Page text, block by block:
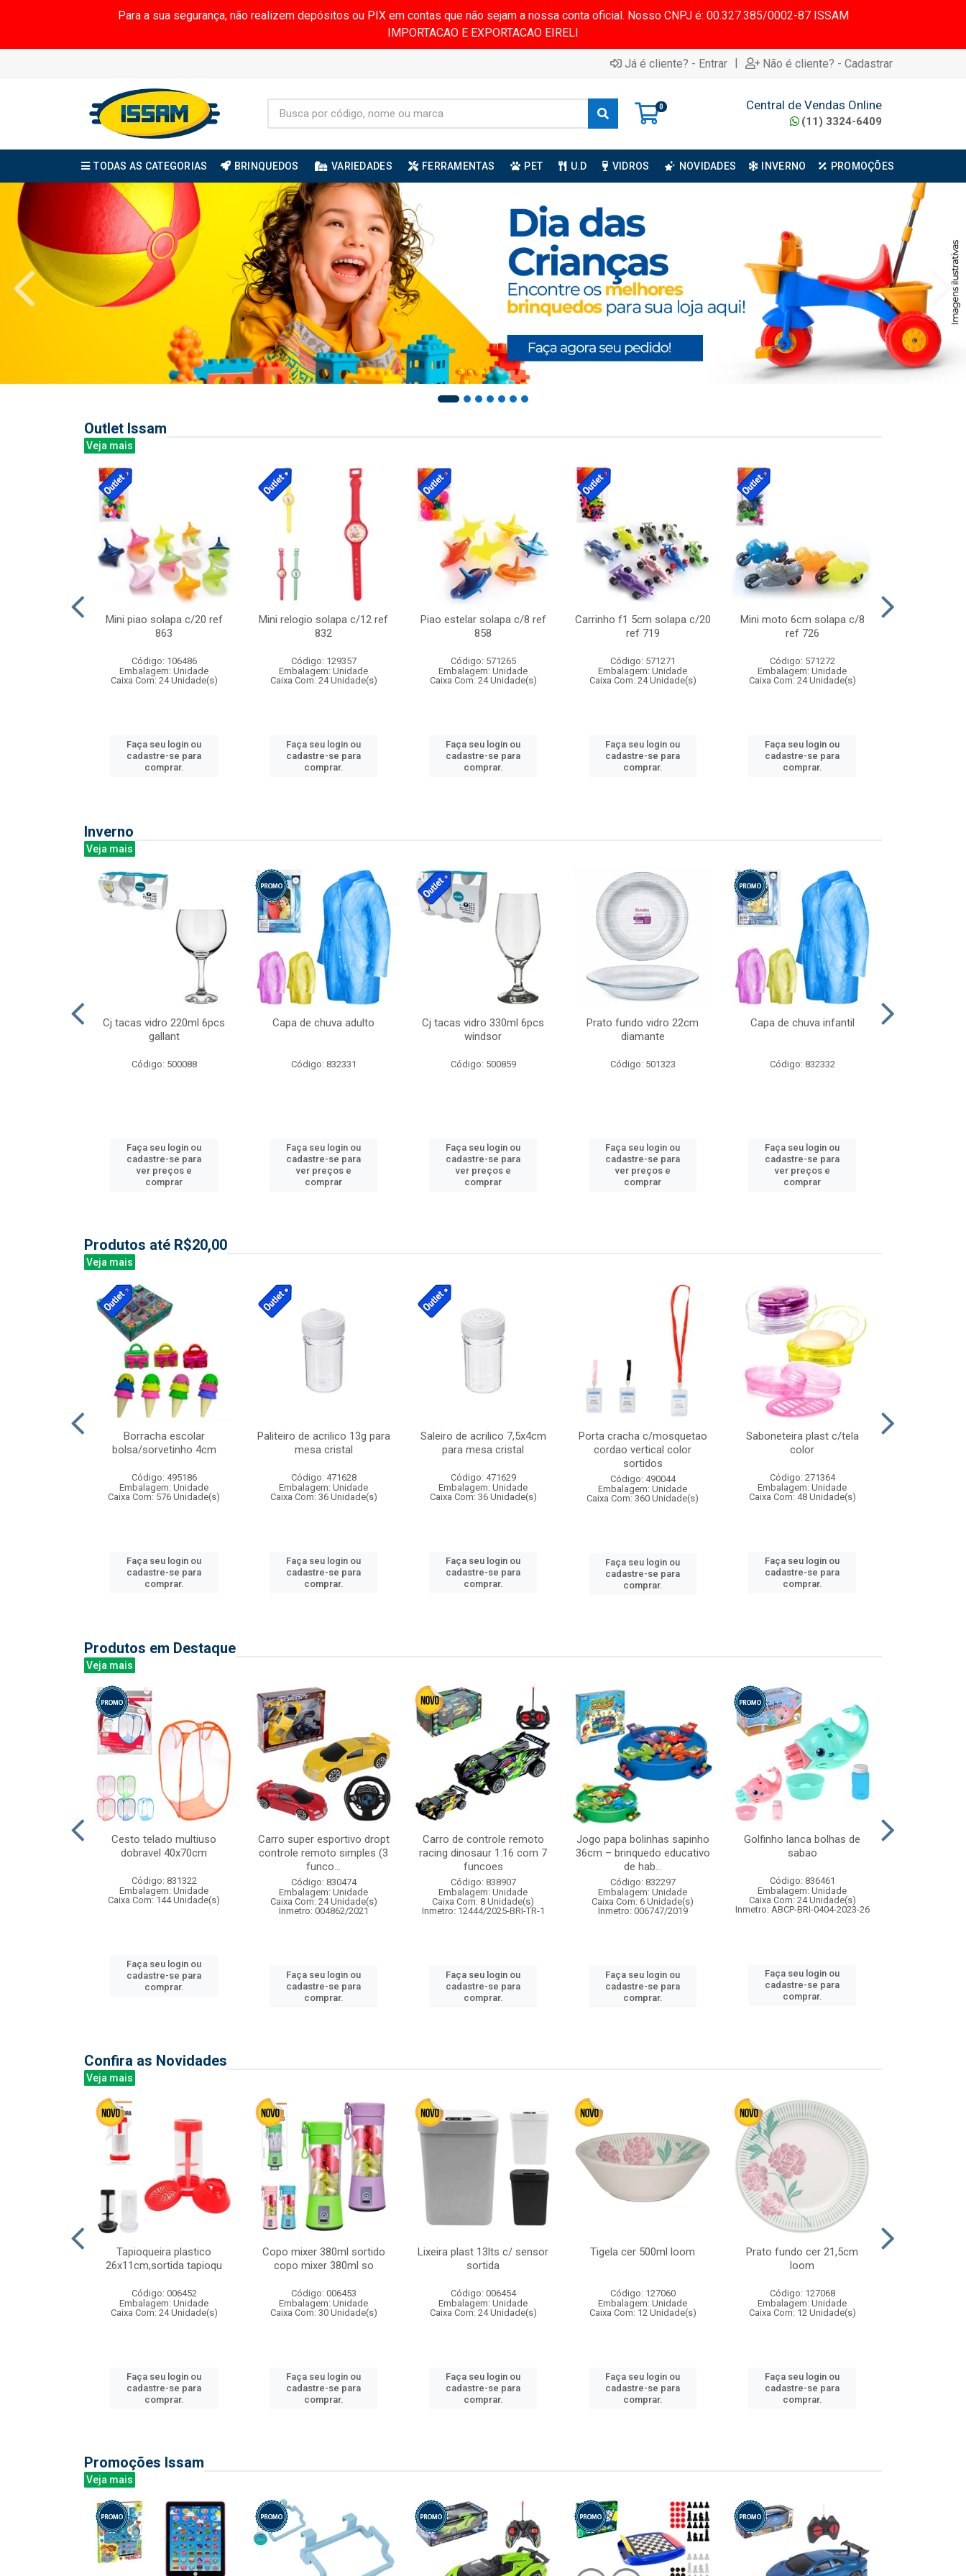
Para a sua segurança, não realizem depósitos ou PIX em contas que não sejam a nossa conta oficial. Nosso CNPJ é: 00.327.385/0002-87 ISSAM
IMPORTACAO E EXPORTACAO EIRELI
Já é cliente? - Entrar | Não é cliente? - Cadastrar
0 Central de Vendas Online
(11) 3324-6409
TODAS AS CATEGORIAS BRINQUEDOS VARIEDADES FERRAMENTAS PET U.D VIDROS NOVIDADES INVERNO PROMOÇÕES
Outlet Issam
Veja mais
Mini piao solapa c/20 ref
863
Código: 106486
Embalagem: Unidade
Caixa Com: 24 Unidade(s)
Faça seu login ou
cadastre-se para
comprar.
Mini relogio solapa c/12 ref
832
Código: 129357
Embalagem: Unidade
Caixa Com: 24 Unidade(s)
Faça seu login ou
cadastre-se para
comprar.
Piao estelar solapa c/8 ref
858
Código: 571265
Embalagem: Unidade
Caixa Com: 24 Unidade(s)
Faça seu login ou
cadastre-se para
comprar.
Carrinho f1 5cm solapa c/20
ref 719
Código: 571271
Embalagem: Unidade
Caixa Com: 24 Unidade(s)
Faça seu login ou
cadastre-se para
comprar.
Mini moto 6cm solapa c/8
ref 726
Código: 571272
Embalagem: Unidade
Caixa Com: 24 Unidade(s)
Faça seu login ou
cadastre-se para
comprar.
Inverno
Veja mais
Cj tacas vidro 220ml 6pcs
gallant
Código: 500088
Faça seu login ou
cadastre-se para
ver preços e
comprar
Capa de chuva adulto
Código: 832331
Faça seu login ou
cadastre-se para
ver preços e
comprar
Cj tacas vidro 330ml 6pcs
windsor
Código: 500859
Faça seu login ou
cadastre-se para
ver preços e
comprar
Prato fundo vidro 22cm
diamante
Código: 501323
Faça seu login ou
cadastre-se para
ver preços e
comprar
Capa de chuva infantil
Código: 832332
Faça seu login ou
cadastre-se para
ver preços e
comprar
Produtos até R$20,00
Veja mais
Borracha escolar
bolsa/sorvetinho 4cm
Código: 495186
Embalagem: Unidade
Caixa Com: 576 Unidade(s)
Faça seu login ou
cadastre-se para
comprar.
Paliteiro de acrilico 13g para
mesa cristal
Código: 471628
Embalagem: Unidade
Caixa Com: 36 Unidade(s)
Faça seu login ou
cadastre-se para
comprar.
Saleiro de acrilico 7,5x4cm
para mesa cristal
Código: 471629
Embalagem: Unidade
Caixa Com: 36 Unidade(s)
Faça seu login ou
cadastre-se para
comprar.
Porta cracha c/mosquetao
cordao vertical color
sortidos
Código: 490044
Embalagem: Unidade
Caixa Com: 360 Unidade(s)
Faça seu login ou
cadastre-se para
comprar.
Saboneteira plast c/tela
color
Código: 271364
Embalagem: Unidade
Caixa Com: 48 Unidade(s)
Faça seu login ou
cadastre-se para
comprar.
Produtos em Destaque
Veja mais
Cesto telado multiuso
dobravel 40x70cm
Código: 831322
Embalagem: Unidade
Caixa Com: 144 Unidade(s)
Faça seu login ou
cadastre-se para
comprar.
Carro super esportivo dropt
controle remoto simples (3
funco...
Código: 830474
Embalagem: Unidade
Caixa Com: 24 Unidade(s)
Inmetro: 004862/2021
Faça seu login ou
cadastre-se para
comprar.
Carro de controle remoto
racing dinosaur 1:16 com 7
funcoes
Código: 838907
Embalagem: Unidade
Caixa Com: 8 Unidade(s)
Inmetro: 12444/2025-BRI-TR-1
Faça seu login ou
cadastre-se para
comprar.
Jogo papa bolinhas sapinho
36cm – brinquedo educativo
de hab...
Código: 832297
Embalagem: Unidade
Caixa Com: 6 Unidade(s)
Inmetro: 006747/2019
Faça seu login ou
cadastre-se para
comprar.
Golfinho lanca bolhas de
sabao
Código: 836461
Embalagem: Unidade
Caixa Com: 24 Unidade(s)
Inmetro: ABCP-BRI-0404-2023-26
Faça seu login ou
cadastre-se para
comprar.
Confira as Novidades
Veja mais
Tapioqueira plastico
26x11cm,sortida tapioqu
Código: 006452
Embalagem: Unidade
Caixa Com: 24 Unidade(s)
Faça seu login ou
cadastre-se para
comprar.
Copo mixer 380ml sortido
copo mixer 380ml so
Código: 006453
Embalagem: Unidade
Caixa Com: 30 Unidade(s)
Faça seu login ou
cadastre-se para
comprar.
Lixeira plast 13lts c/ sensor
sortida
Código: 006454
Embalagem: Unidade
Caixa Com: 24 Unidade(s)
Faça seu login ou
cadastre-se para
comprar.
Tigela cer 500ml loom
Código: 127060
Embalagem: Unidade
Caixa Com: 12 Unidade(s)
Faça seu login ou
cadastre-se para
comprar.
Prato fundo cer 21,5cm
loom
Código: 127068
Embalagem: Unidade
Caixa Com: 12 Unidade(s)
Faça seu login ou
cadastre-se para
comprar.
Promoções Issam
Veja mais